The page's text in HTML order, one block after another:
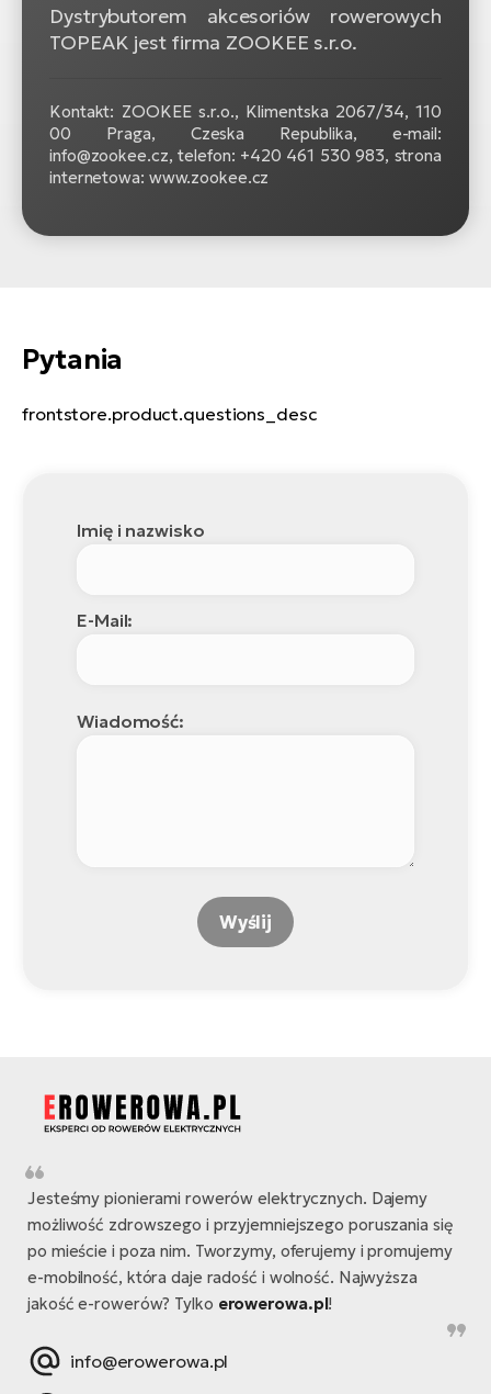
Dystrybutorem akcesoriów rowerowych
TOPEAK jest firma ZOOKEE s.r.o.
Kontakt: ZOOKEE s.r.o., Klimentska 2067/34, 110
00 Praga, Czeska Republika, e-mail:
info@zookee.cz, telefon: +420 461 530 983, strona
internetowa: www.zookee.cz
Pytania
frontstore.product.questions_desc
Imię i nazwisko
E-Mail:
Wiadomość:
Wyślij
Jesteśmy pionierami rowerów elektrycznych. Dajemy
możliwość zdrowszego i przyjemniejszego poruszania się
po mieście i poza nim. Tworzymy, oferujemy i promujemy
e-mobilność, która daje radość i wolność. Najwyższa
jakość e-rowerów? Tylko erowerowa.pl!
info@erowerowa.pl